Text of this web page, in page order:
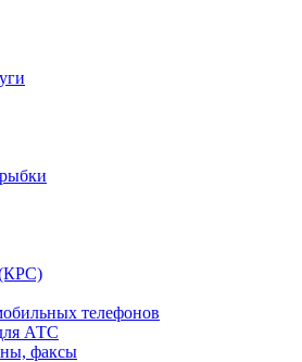
(КРС)
телефонов
АТС
факсы